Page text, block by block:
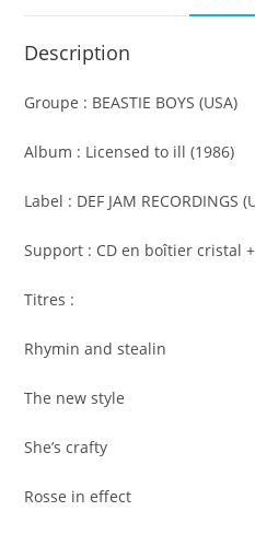
Description
Groupe : BEASTIE BOYS (USA)
Album : Licensed to ill (1986)
Label : DEF JAM RECORDINGS
Support : CD en boîtier cristal
Titres :
Rhymin and stealin
The new style
She’s crafty
Rosse in effect